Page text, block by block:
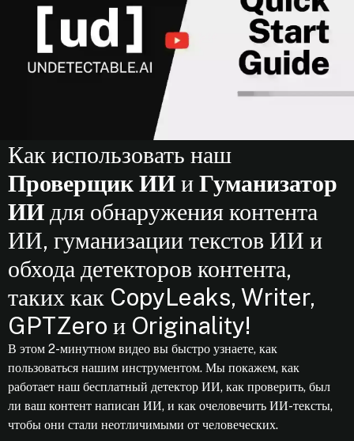
Как использовать наш
Проверщик ИИиГуманизатор
ИИ для обнаружения контента
ИИ, гуманизации текстов ИИ и
обхода детекторов контента,
таких как CopyLeaks, Writer,
GPTZero и Originality!
В этом 2-минутном видео вы быстро узнаете, как
пользоваться нашим инструментом. Мы покажем, как
работает наш бесплатный детектор ИИ, как проверить, был
ли ваш контент написан ИИ, и как очеловечить ИИ-тексты,
чтобы они стали неотличимыми от человеческих.